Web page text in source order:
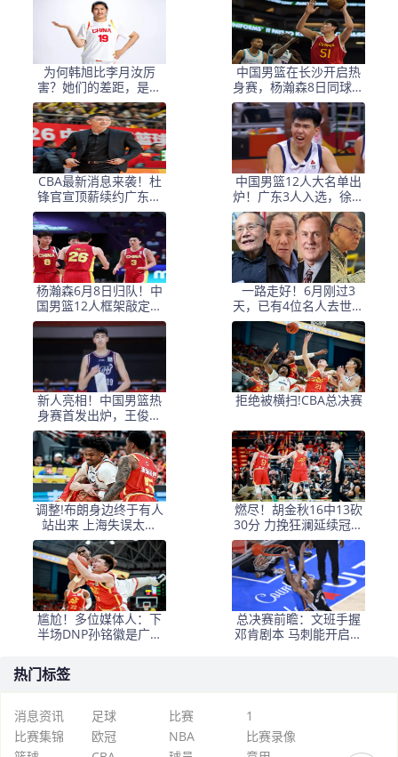
为何韩旭比李月汝厉
害？她们的差距，是张
子宇选秀顺位暴跌的原
因
中国男篮在长沙开启热
身赛，杨瀚森8日同球队
会合
CBA最新消息来袭！杜
锋官宣顶薪续约广东男
篮，杨鸣婉拒执教北控
中国男篮12人大名单出
炉！广东3人入选，徐昕
国家队首秀，胡明轩轮
休
杨瀚森6月8日归队！中
国男篮12人框架敲定，
锋线王牌竟是他？
一路走好！6月刚过3
天，已有4位名人去世，
姚明等人发文悼念
新人亮相！中国男篮热
身赛首发出炉，王俊杰
领衔+徐昕坐镇禁区
拒绝被横扫!CBA总决赛
调整!布朗身边终于有人
站出来 上海失误太多
+犯规困扰
燃尽！胡金秋16中13砍
30分 力挽狂澜延续冠军
悬念
尴尬！多位媒体人：下
半场DNP孙铭徽是广厦
总决赛前瞻：文班手握
邓肯剧本 马刺能开启新
热门标签
消息资讯 足球 比赛
1
比赛集锦
欧冠 NBA
比赛录像